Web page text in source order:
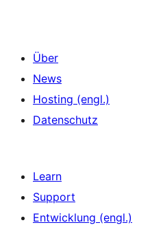
Über
News
Hosting (engl.)
Datenschutz
Learn
Support
Entwicklung (engl.)